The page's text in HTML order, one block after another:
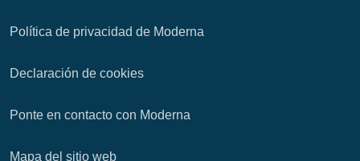
Política de privacidad de Moderna
Declaración de cookies
Ponte en contacto con Moderna
Mapa del sitio web